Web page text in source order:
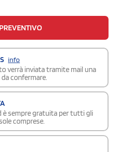
info
verrà inviata tramite mail una
confermare.
è sempre gratuita per tutti gli
comprese.